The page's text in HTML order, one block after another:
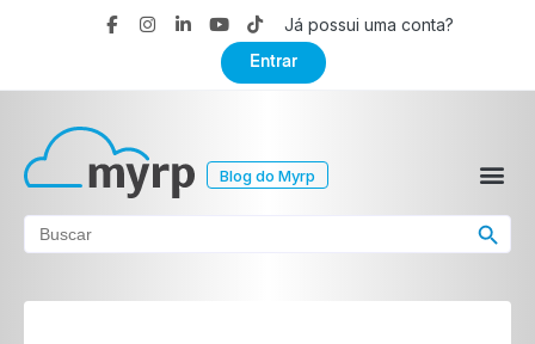
Já possui uma conta?
Entrar
Blog do Myrp
Search
for:
Search Button